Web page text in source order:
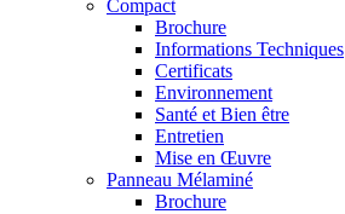
Compact
Brochure
Informations Techniques
Certificats
Environnement
Santé et Bien être
Entretien
Mise en Œuvre
Panneau Mélaminé
Brochure